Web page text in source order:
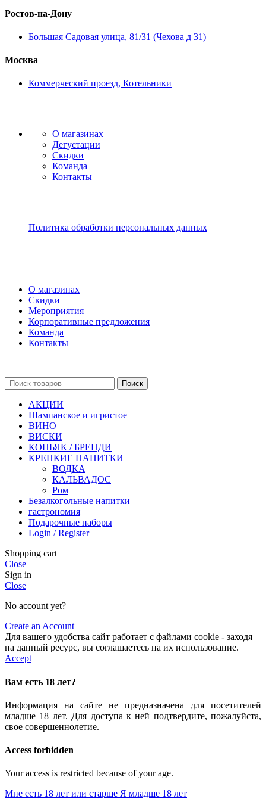
Ростов-на-Дону
Большая Садовая улица, 81/31 (Чехова д 31)
Москва
Коммерческий проезд, Котельники
О магазинах
Дегустации
Скидки
Команда
Контакты
Политика обработки персональных данных
О магазинах
Скидки
Мероприятия
Корпоративные предложения
Команда
Контакты
Поиск
АКЦИИ
Шампанское и игристое
ВИНО
ВИСКИ
КОНЬЯК / БРЕНДИ
КРЕПКИЕ НАПИТКИ
ВОДКА
КАЛЬВАДОС
Ром
Безалкогольные напитки
гастрономия
Подарочные наборы
Login / Register
Shopping cart
Close
Sign in
Close
No account yet?
Create an Account
Для вашего удобства сайт работает с файлами cookie - заходя
на данный ресурс, вы соглашаетесь на их использование.
Accept
Вам есть 18 лет?
Информация на сайте не предназначена для посетителей
младше 18 лет. Для доступа к ней подтвердите, пожалуйста,
свое совершеннолетие.
Access forbidden
Your access is restricted because of your age.
Мне есть 18 лет или старше Я младше 18 лет